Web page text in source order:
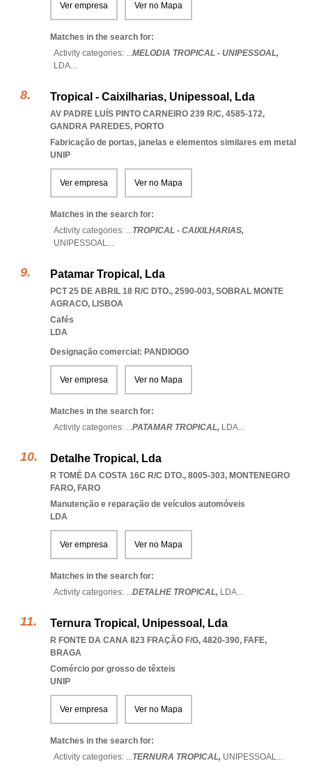
Ver empresa Ver no Mapa
Matches in the search for:
Activity categories: ...MELODIA TROPICAL - UNIPESSOAL,
LDA...
Tropical - Caixilharias, Unipessoal, Lda
AV PADRE LUÍS PINTO CARNEIRO 239 R/C, 4585-172,
GANDRA PAREDES, PORTO
Fabricação de portas, janelas e elementos similares em metal
UNIP
Ver empresa Ver no Mapa
Matches in the search for:
Activity categories: ...TROPICAL - CAIXILHARIAS,
UNIPESSOAL...
Patamar Tropical, Lda
PCT 25 DE ABRIL 18 R/C DTO., 2590-003, SOBRAL MONTE
AGRACO, LISBOA
Cafés
LDA
Designação comercial: PANDIOGO
Ver empresa Ver no Mapa
Matches in the search for:
Activity categories: ...PATAMAR TROPICAL, LDA...
Detalhe Tropical, Lda
R TOMÉ DA COSTA 16C R/C DTO., 8005-303, MONTENEGRO
FARO, FARO
Manutenção e reparação de veículos automóveis
LDA
Ver empresa Ver no Mapa
Matches in the search for:
Activity categories: ...DETALHE TROPICAL, LDA...
Ternura Tropical, Unipessoal, Lda
R FONTE DA CANA 823 FRAÇÃO F/G, 4820-390, FAFE,
BRAGA
Comércio por grosso de têxteis
UNIP
Ver empresa Ver no Mapa
Matches in the search for:
Activity categories: ...TERNURA TROPICAL, UNIPESSOAL...